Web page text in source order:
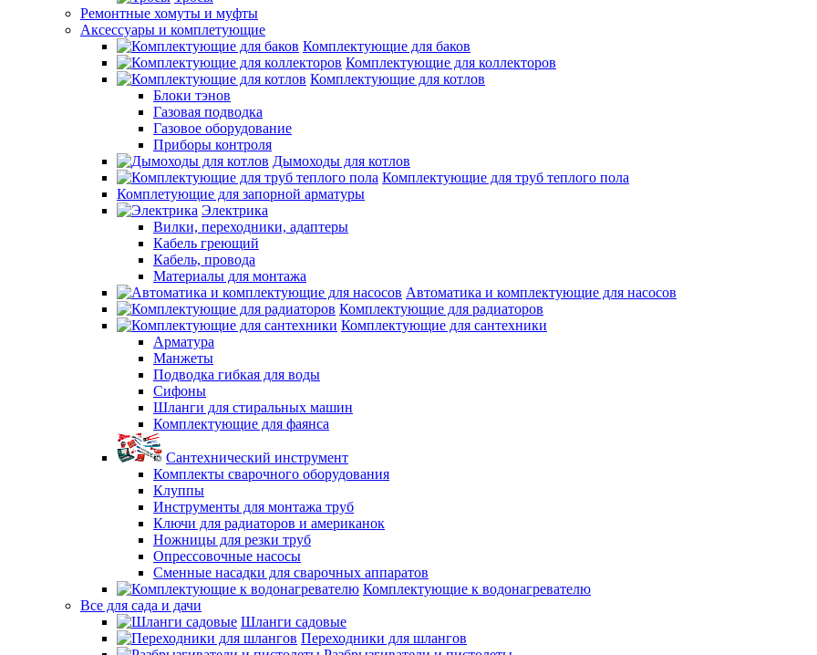
Ремонтные хомуты и муфты
Аксессуары и комплетующие
Комплектующие для баков
Комплектующие для коллекторов
Комплектующие для котлов
Блоки тэнов
Газовая подводка
Газовое оборудование
Приборы контроля
Дымоходы для котлов
Комплектующие для труб теплого пола
Комплетующие для запорной арматуры
Электрика
Вилки, переходники, адаптеры
Кабель греющий
Кабель, провода
Материалы для монтажа
Автоматика и комплектующие для насосов
Комплектующие для радиаторов
Комплектующие для сантехники
Арматура
Манжеты
Подводка гибкая для воды
Сифоны
Шланги для стиральных машин
Комплектующие для фаянса
Сантехнический инструмент
Комплекты сварочного оборудования
Клуппы
Инструменты для монтажа труб
Ключи для радиаторов и американок
Ножницы для резки труб
Опрессовочные насосы
Сменные насадки для сварочных аппаратов
Комплектующие к водонагревателю
Все для сада и дачи
Шланги садовые
Переходники для шлангов